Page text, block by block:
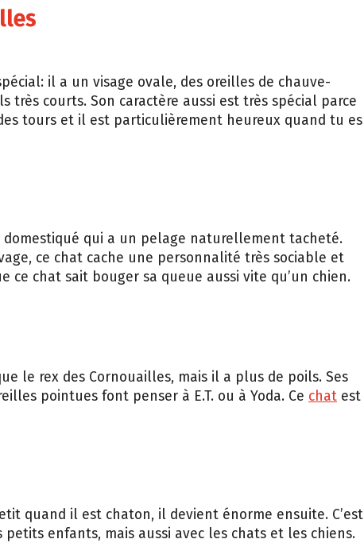
il a un visage ovale, des oreilles de chauve-
très courts. Son caractère aussi est très spécial parce
tours et il est particulièrement heureux quand tu es
domestiqué qui a un pelage naturellement tacheté.
ce chat cache une personnalité très sociable et
ce chat sait bouger sa queue aussi vite qu’un chien.
le rex des Cornouailles, mais il a plus de poils. Ses
pointues font penser à E.T. ou à Yoda. Ce chat est
quand il est chaton, il devient énorme ensuite. C’est
enfants, mais aussi avec les chats et les chiens.